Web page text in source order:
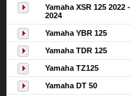
Yamaha XSR 125 2022 -
2024
Yamaha YBR 125
Yamaha TDR 125
Yamaha TZ125
Yamaha DT 50